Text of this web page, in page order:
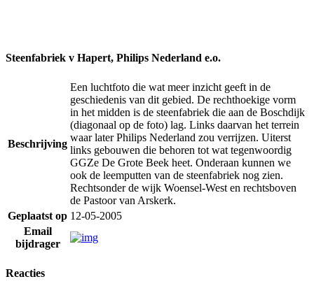
Steenfabriek v Hapert, Philips Nederland e.o.
Beschrijving
Een luchtfoto die wat meer inzicht geeft in de
geschiedenis van dit gebied. De rechthoekige vorm
in het midden is de steenfabriek die aan de Boschdijk
(diagonaal op de foto) lag. Links daarvan het terrein
waar later Philips Nederland zou verrijzen. Uiterst
links gebouwen die behoren tot wat tegenwoordig
GGZe De Grote Beek heet. Onderaan kunnen we
ook de leemputten van de steenfabriek nog zien.
Rechtsonder de wijk Woensel-West en rechtsboven
de Pastoor van Arskerk.
Geplaatst op 12-05-2005
Email
bijdrager
Reacties